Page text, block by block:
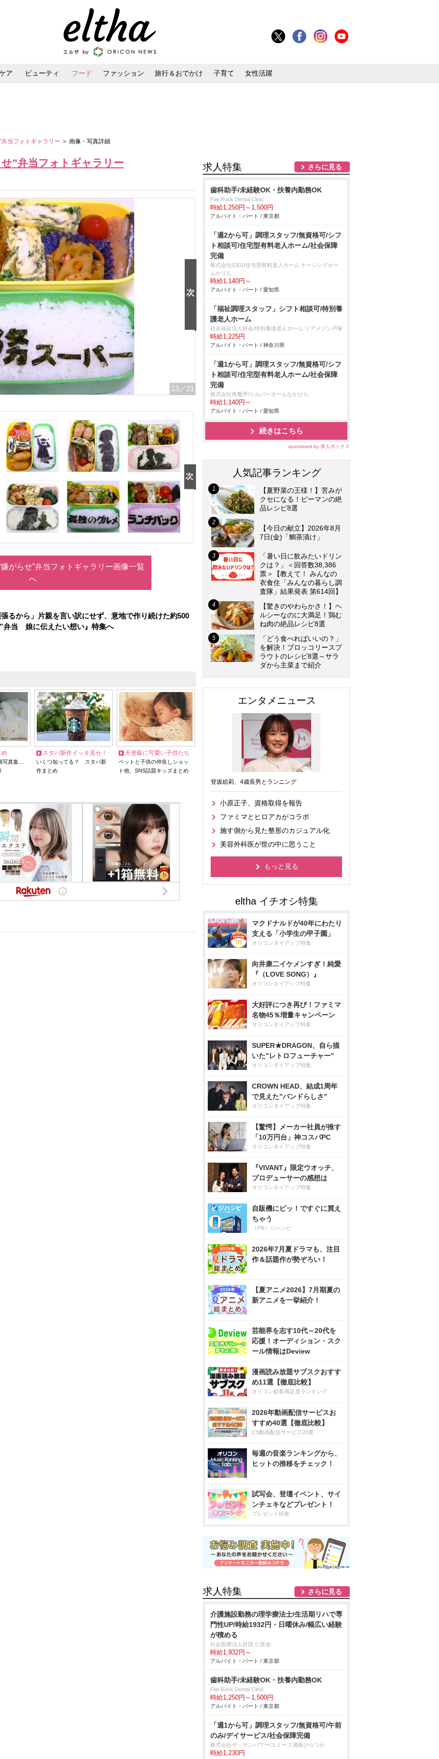
ア ビューティ フード ファッション 旅行＆おでかけ 子育て 女性活躍
当フォトギャラリー ＞ 画像・写真詳細
”弁当フォトギャラリー
13 ／21
がらせ”弁当フォトギャラリー画像一覧
へ
るから」片親を言い訳にせず、意地で作り続けた約500
弁当 娘に伝えたい想い』特集へ
め
写真集…
スタバ新作イッキ見せ！
いくつ知ってる？ スタバ新
作まとめ
天使級に可愛い子供たち
ペットと子供の仲良しショッ
ト他、SNS話題キッズまとめ
求人特集 さらに見る
歯科助手/未経験OK・扶養内勤務OK
Flat Rock Dental Clinic
時給1,250円～1,500円
アルバイト・パート / 東京都
「週2から可」調理スタッフ/無資格可/シフ
ト相談可/住宅型有料老人ホーム/社会保障
完備
株式会社S301/住宅型有料老人ホーム ナーシングホー
ムかりん
時給1,140円～
アルバイト・パート / 愛知県
「福祉調理スタッフ」シフト相談可/特別養
護老人ホーム
社会福祉法人絆会/特別養護老人ホーム リアメゾン戸塚
時給1,225円
アルバイト・パート / 神奈川県
「週1から可」調理スタッフ/無資格可/シフ
ト相談可/住宅型有料老人ホーム/社会保障
完備
株式会社角亀甲/シルバーホームなかひら
時給1,140円～
アルバイト・パート / 愛知県
続きはこちら
sponsored by 求人ボックス
人気記事ランキング
【夏野菜の王様！】苦みが
クセになる！ピーマンの絶
品レシピ8選
【今日の献立】2026年8月
7日(金)「鯛茶漬け」
「暑い日に飲みたいドリン
クは？」＜回答数38,386
票＞【教えて！ みんなの
衣食住「みんなの暮らし調
査隊」結果発表 第614回】
【驚きのやわらかさ！】ヘ
ルシーなのに大満足！鶏む
ね肉の絶品レシピ8選
「どう食べればいいの？」
を解決！ブロッコリースプ
ラウトのレシピ8選～サラ
ダから主菜まで紹介
エンタメニュース
登坂絵莉、4歳長男とランニング
小原正子、資格取得を報告
ファミマとヒロアカがコラボ
施す側から見た整形のカジュアル化
美容外科医が世の中に思うこと
もっと見る
マクドナルドが40年にわたり
支える「小学生の甲子園」
オリコンタイアップ特集
向井康二イケメンすぎ！純愛
『（LOVE SONG）』
オリコンタイアップ特集
大好評につき再び！ファミマ
名物45％増量キャンペーン
オリコンタイアップ特集
SUPER★DRAGON、自ら描
いた”レトロフューチャー”
オリコンタイアップ特集
CROWN HEAD、結成1周年
で見えた”バンドらしさ”
オリコンタイアップ特集
【驚愕】メーカー社員が推す
「10万円台」神コスパPC
オリコンタイアップ特集
『VIVANT』限定ウオッチ、
プロデューサーの感想は
オリコンタイアップ特集
自販機にピッ！ですぐに買え
ちゃう
（PR）ジハンピ
2026年7月夏ドラマも、注目
作＆話題作が勢ぞろい！
【夏アニメ2026】7月期夏の
新アニメを一挙紹介！
芸能界を志す10代～20代を
応援！オーディション・スク
ール情報はDeview
漫画読み放題サブスクおすす
め11選【徹底比較】
オリコン顧客満足度ランキング
2026年動画配信サービスお
すすめ40選【徹底比較】
CS動画配信サービス20選
毎週の音楽ランキングから、
ヒットの推移をチェック！
試写会、登壇イベント、サイ
ンチェキなどプレゼント！
プレゼント特集
求人特集 さらに見る
介護施設勤務の理学療法士/生活期リハで専
門性UP/時給1932円・日曜休み/幅広い経験
が積める
社会医療法人財団 仁医会
時給1,932円～
アルバイト・パート / 東京都
歯科助手/未経験OK・扶養内勤務OK
Flat Rock Dental Clinic
時給1,250円～1,500円
アルバイト・パート / 東京都
「週1から可」調理スタッフ/無資格可/午前
のみ/デイサービス/社会保障完備
株式会社ザ・サンパワー/エミーズ湘南ひらつか
時給1,230円